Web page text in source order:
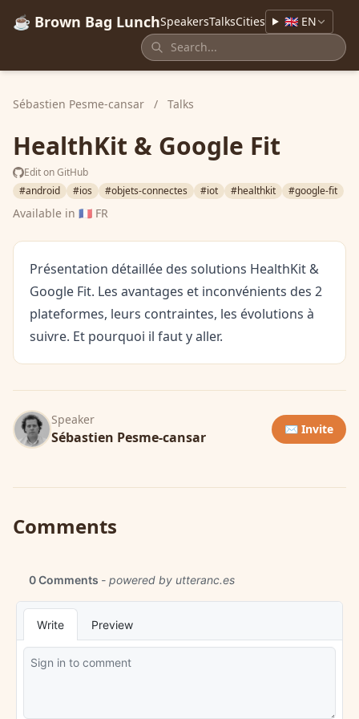
☕ Brown Bag LunchSpeakersTalksCities 🇬🇧 EN
Sébastien Pesme-cansar / Talks
HealthKit & Google Fit
Edit on GitHub
#android
#ios #objets-connectes #iot #healthkit #google-fit
Available in 🇫🇷 FR
Présentation détaillée des solutions HealthKit &
Google Fit. Les avantages et inconvénients des 2
plateformes, leurs contraintes, les évolutions à
suivre. Et pourquoi il faut y aller.
Speaker
Sébastien Pesme-cansar ✉️ Invite
Comments